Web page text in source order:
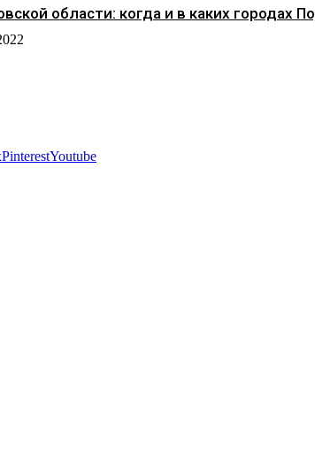
области: когда и в каких городах
PinterestYoutube